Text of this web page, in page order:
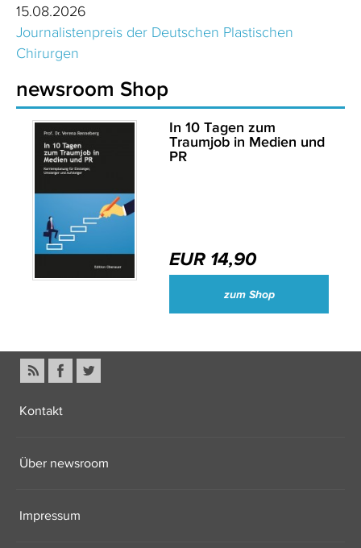
15.08.2026
Journalistenpreis der Deutschen Plastischen
Chirurgen
newsroom Shop
In 10 Tagen zum
Traumjob in Medien und
PR
EUR 14,90
zum Shop
Kontakt
Über newsroom
Impressum